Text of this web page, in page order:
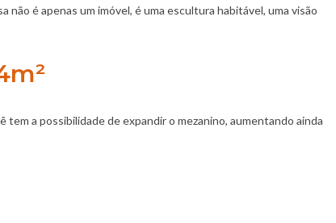
é apenas um imóvel, é uma escultura habitável, uma visão
tem a possibilidade de expandir o mezanino, aumentando ainda